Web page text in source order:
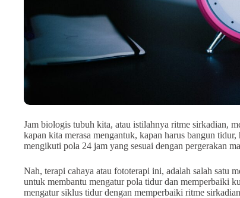
Jam biologis tubuh kita, atau istilahnya ritme sirkadian,
kapan kita merasa mengantuk, kapan harus bangun
mengikuti pola 24 jam yang sesuai dengan pergerakan
Nah, terapi cahaya atau fototerapi ini, adalah salah satu
untuk membantu mengatur pola tidur dan memperbaiki
mengatur siklus tidur dengan memperbaiki ritme